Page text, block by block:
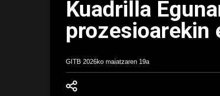
Kuadrilla
prozesioarekin
GITB 2026ko maiatzaren 19a